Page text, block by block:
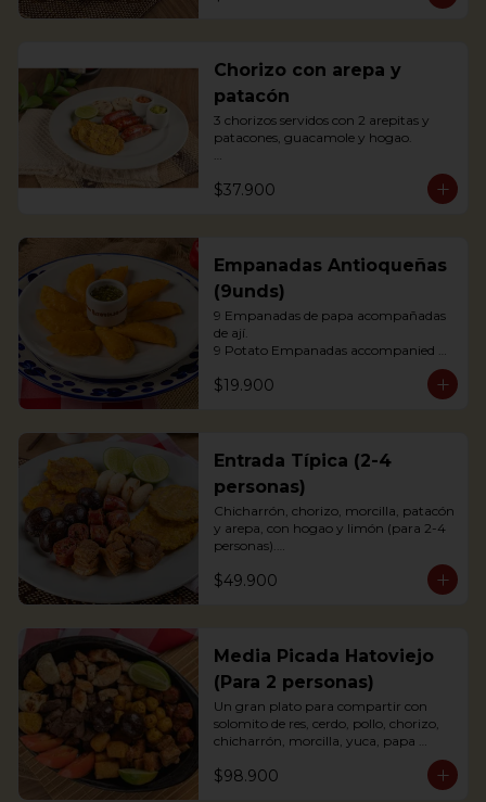
crunchiness, accompanied by creole
potatoes, onion and agras reduction.
Chorizo con arepa y
patacón
3 chorizos servidos con 2 arepitas y
patacones, guacamole y hogao.
Antioquian Sausage with arepa and
green plantains.
$37.900
Empanadas Antioqueñas
(9unds)
9 Empanadas de papa acompañadas
de ají.
9 Potato Empanadas accompanied
$19.900
Entrada Típica (2-4
personas)
Chicharrón, chorizo, morcilla, patacón
y arepa, con hogao y limón (para 2-4
personas).
*Arepa de mote: no hay disponibilidad
Portions of pork crackling, sausage,
$49.900
Media Picada Hatoviejo
(Para 2 personas)
Un gran plato para compartir con
solomito de res, cerdo, pollo, chorizo,
chicharrón, morcilla, yuca, papa
Acompañada de salsa de tomate, salsa
$98.900